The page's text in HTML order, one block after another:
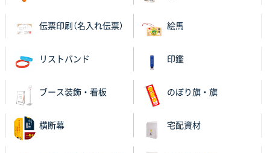
2025年11月25日 16:41
前回同様、安心できるから
uni ジェットストリーム 05300枚
何度か注文していて、満足していたから
伝票印刷（名入れ伝票） 絵馬
リストバンド 印鑑
ブース装飾・看板 のぼり旗・旗
横断幕 宅配資材